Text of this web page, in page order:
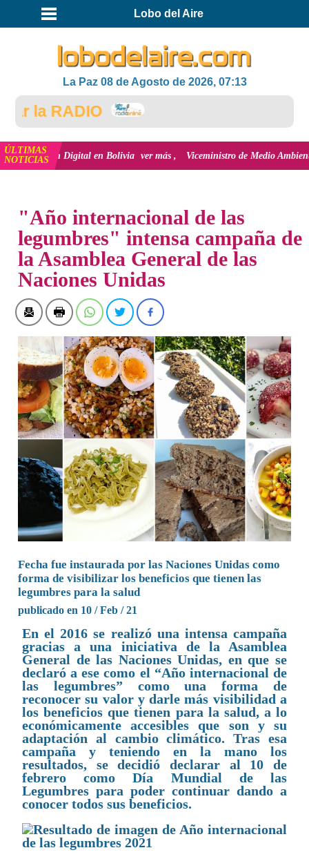
Lobo del Aire
La Paz 08 de Agosto de 2026, 07:13
RADIO
ÚLTIMAS
NOTICIAS
Digital en Bolivia ver más Viceministro de Medio Ambiente, José
"Año internacional de las
legumbres" intensa campaña de
la Asamblea General de las
Naciones Unidas
Fecha fue instaurada por las Naciones Unidas como
forma de visibilizar los beneficios que tienen las
legumbres para la salud
publicado en 10 / Feb / 21
En el 2016 se realizó una intensa campaña
gracias a una iniciativa de la Asamblea
General de las Naciones Unidas, en que se
declaró a ese como el “Año internacional de
las legumbres” como una forma de
reconocer su valor y darle más visibilidad a
los beneficios que tienen para la salud, a lo
económicamente accesibles que son y su
adaptación al cambio climático. Tras esa
campaña y teniendo en la mano los
resultados, se decidió declarar al 10 de
febrero como Día Mundial de las
Legumbres para poder continuar dando a
conocer todos sus beneficios.